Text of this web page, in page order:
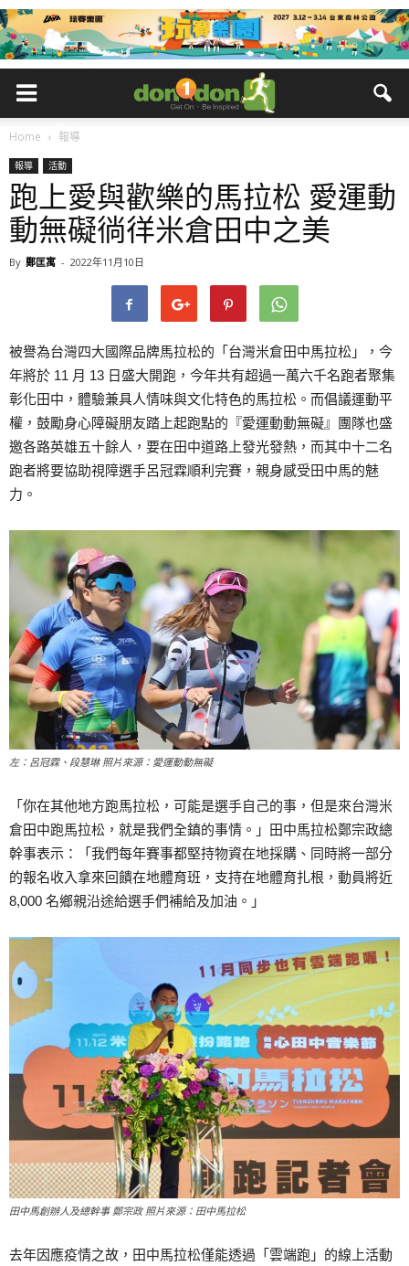
Home 報導
報導 活動
跑上愛與歡樂的馬拉松 愛運動
動無礙徜徉米倉田中之美
By 鄭匡寓 - 2022年11月10日
被譽為台灣四大國際品牌馬拉松的「台灣米倉田中馬拉松」，今
年將於 11 月 13 日盛大開跑，今年共有超過一萬六千名跑者聚集
彰化田中，體驗兼具人情味與文化特色的馬拉松。而倡議運動平
權，鼓勵身心障礙朋友踏上起跑點的『愛運動動無礙』團隊也盛
邀各路英雄五十餘人，要在田中道路上發光發熱，而其中十二名
跑者將要協助視障選手呂冠霖順利完賽，親身感受田中馬的魅
力。
左：呂冠霖、段慧琳 照片來源：愛運動動無礙
「你在其他地方跑馬拉松，可能是選手自己的事，但是來台灣米
倉田中跑馬拉松，就是我們全鎮的事情。」田中馬拉松鄭宗政總
幹事表示：「我們每年賽事都堅持物資在地採購、同時將一部分
的報名收入拿來回饋在地體育班，支持在地體育扎根，動員將近
8,000 名鄉親沿途給選手們補給及加油。」
田中馬創辦人及總幹事 鄭宗政 照片來源：田中馬拉松
去年因應疫情之故，田中馬拉松僅能透過「雲端跑」的線上活動